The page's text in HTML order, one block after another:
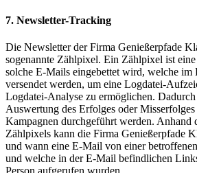
7. Newsletter-Tracking
Die Newsletter der Firma Genießerpfade
sogenannte Zählpixel. Ein Zählpixel ist
solche E-Mails eingebettet wird, welche
versendet werden, um eine Logdatei-
Logdatei-Analyse zu ermöglichen. Dadurch
Auswertung des Erfolges oder
Kampagnen durchgeführt werden. Anhand
Zählpixels kann die Firma Genießerpfade
und wann eine E-Mail von einer
und welche in der E-Mail befindlichen
Person aufgerufen wurden.